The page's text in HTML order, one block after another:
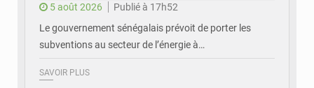
5 août 2026
Publié à 17h52
Le gouvernement sénégalais prévoit de porter les
subventions au secteur de l’énergie à…
SAVOIR PLUS